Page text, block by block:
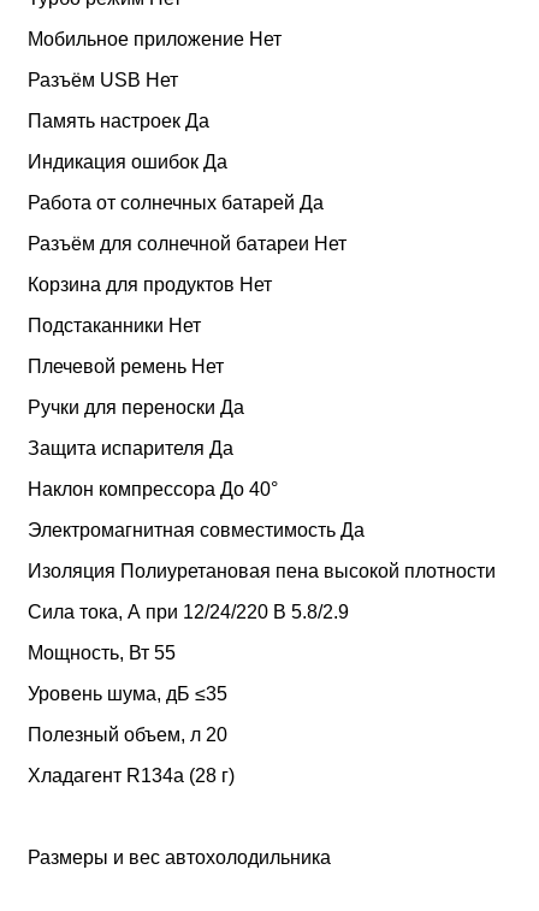
Мобильное приложение Нет
Разъём USB Нет
Память настроек Да
Индикация ошибок Да
Работа от солнечных батарей Да
Разъём для солнечной батареи Нет
Корзина для продуктов Нет
Подстаканники Нет
Плечевой ремень Нет
Ручки для переноски Да
Защита испарителя Да
Наклон компрессора До 40°
Электромагнитная совместимость Да
Изоляция Полиуретановая пена высокой плотности
Сила тока, А при 12/24/220 В 5.8/2.9
Мощность, Вт 55
Уровень шума, дБ ≤35
Полезный объем, л 20
Хладагент R134a (28 г)
Размеры и вес автохолодильника